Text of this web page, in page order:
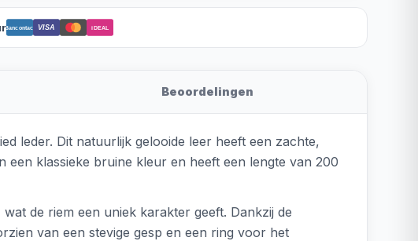
Bancontact VISA iDEAL
Beoordelingen
leder. Dit natuurlijk gelooide leer heeft een zachte,
klassieke bruine kleur en heeft een lengte van 200
de riem een uniek karakter geeft. Dankzij de
van een stevige gesp en een ring voor het